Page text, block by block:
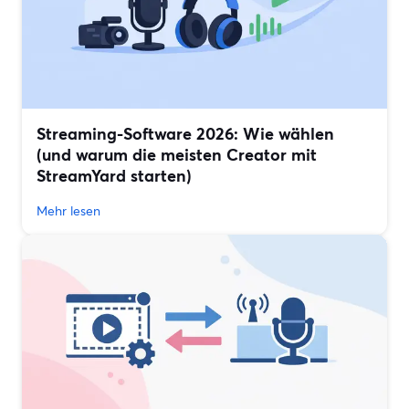
Streaming-Software 2026: Wie wählen
(und warum die meisten Creator mit
StreamYard starten)
Mehr lesen